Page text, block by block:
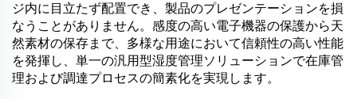
ジ内に目立たず配置でき、製品のプレゼンテーションを損
なうことがありません。感度の高い電子機器の保護から天
然素材の保存まで、多様な用途において信頼性の高い性能
を発揮し、単一の汎用型湿度管理ソリューションで在庫管
理および調達プロセスの簡素化を実現します。